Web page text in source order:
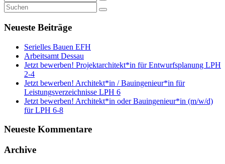
Neueste Beiträge
Serielles Bauen EFH
Arbeitsamt Dessau
Jetzt bewerben! Projektarchitekt*in für Entwurfsplanung LPH
2-4
Jetzt bewerben! Architekt*in / Bauingenieur*in für
Leistungsverzeichnisse LPH 6
Jetzt bewerben! Architekt*in oder Bauingenieur*in (m/w/d)
für LPH 6-8
Neueste Kommentare
Archive